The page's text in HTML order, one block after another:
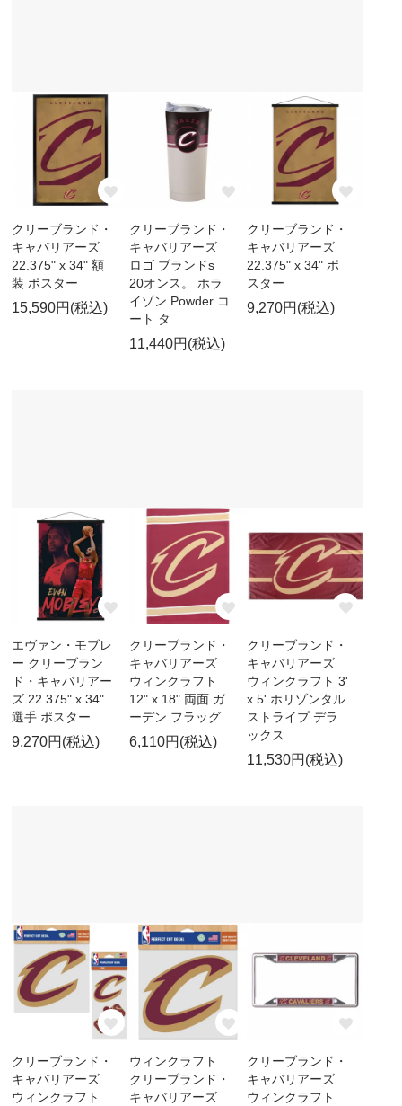
クリーブランド・
キャバリアーズ
22.375" x 34" 額
装 ポスター
15,590円(税込)
クリーブランド・
キャバリアーズ
ロゴ ブランドs
20オンス。 ホラ
イゾン Powder コ
ート タ
11,440円(税込)
クリーブランド・
キャバリアーズ
22.375" x 34" ポ
スター
9,270円(税込)
エヴァン・モブレ
ー クリーブラン
ド・キャバリアー
ズ 22.375" x 34"
選手 ポスター
9,270円(税込)
クリーブランド・
キャバリアーズ
ウィンクラフト
12" x 18" 両面 ガ
ーデン フラッグ
6,110円(税込)
クリーブランド・
キャバリアーズ
ウィンクラフト 3'
x 5' ホリゾンタル
ストライプ デラ
ックス
11,530円(税込)
クリーブランド・
キャバリアーズ
ウィンクラフト
ウィンクラフト
クリーブランド・
キャバリアーズ
クリーブランド・
キャバリアーズ
ウィンクラフト